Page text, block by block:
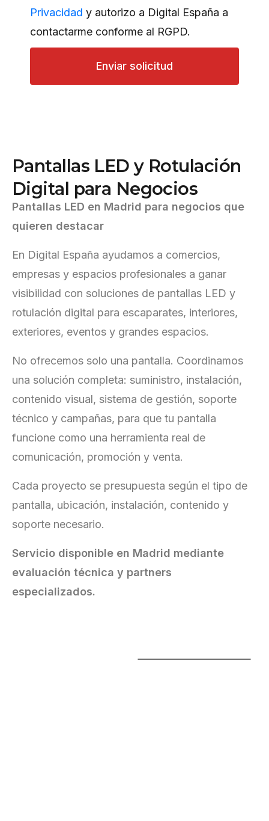
Privacidad y autorizo a Digital España a
contactarme conforme al RGPD.
Enviar solicitud
Pantallas LED y Rotulación
Digital para Negocios
Pantallas LED en Madrid para negocios que
quieren destacar
En Digital España ayudamos a comercios,
empresas y espacios profesionales a ganar
visibilidad con soluciones de pantallas LED y
rotulación digital para escaparates, interiores,
exteriores, eventos y grandes espacios.
No ofrecemos solo una pantalla. Coordinamos
una solución completa: suministro, instalación,
contenido visual, sistema de gestión, soporte
técnico y campañas, para que tu pantalla
funcione como una herramienta real de
comunicación, promoción y venta.
Cada proyecto se presupuesta según el tipo de
pantalla, ubicación, instalación, contenido y
soporte necesario.
Servicio disponible en Madrid mediante
evaluación técnica y partners
especializados.